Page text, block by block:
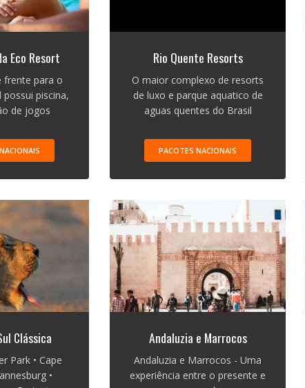
Eco Resort
frente para o
piscina,
de jogos
Rio Quente Resorts
O maior complexo de resorts
de luxo e parque aquatico de
aguas quentes do Brasil
PACOTES NACIONAIS
Clássica
Park • Cape
•
Andaluzia e Marrocos
Andaluzia e Marrocos - Uma
experiência entre o presente e